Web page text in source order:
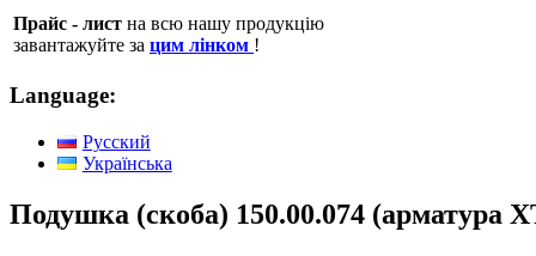
Прайс - лист на всю нашу продукцію
завантажуйте за цим лінком !
Language:
Русский
Українська
Подушка (скоба) 150.00.074 (арматура